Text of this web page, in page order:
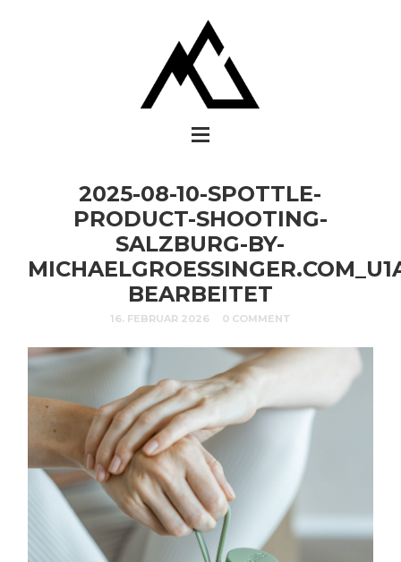
2025-08-10-SPOTTLE-
PRODUCT-SHOOTING-
SALZBURG-BY-
BEARBEITET
16. FEBRUAR 2026 0 COMMENT